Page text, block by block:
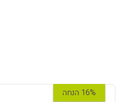
16% הנחה